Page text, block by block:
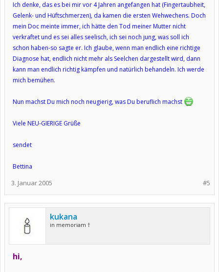
Ich denke, das es bei mir vor 4 Jahren angefangen hat (Fingertaubheit,
Gelenk- und Hüftschmerzen), da kamen die ersten Wehwechens. Doch
mein Doc meinte immer, ich hätte den Tod meiner Mutter nicht
verkraftet und es sei alles seelisch, ich sei noch jung, was soll ich
schon haben-so sagte er. Ich glaube, wenn man endlich eine richtige
Diagnose hat, endlich nicht mehr als Seelchen dargestellt wird, dann
kann man endlich richtig kämpfen und natürlich behandeln. Ich werde
mich bemühen.
Nun machst Du mich noch neugierig, was Du beruflich machst
Viele NEU-GIERIGE Grüße
sendet
Bettina
#5
3. Januar 2005
kukana
in memoriam †
hi,